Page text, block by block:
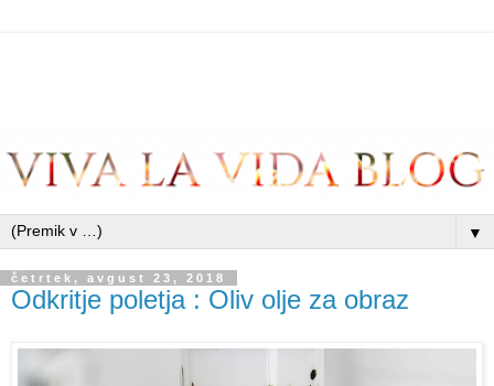
▼
četrtek, avgust 23, 2018
Odkritje poletja : Oliv olje za obraz